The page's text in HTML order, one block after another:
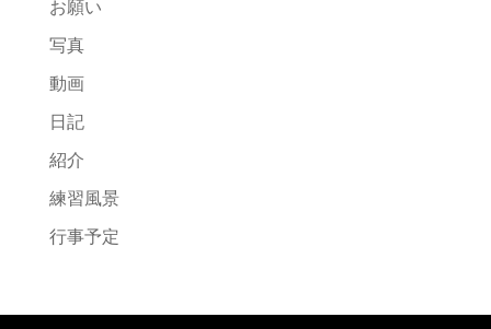
お願い
写真
動画
日記
紹介
練習風景
行事予定